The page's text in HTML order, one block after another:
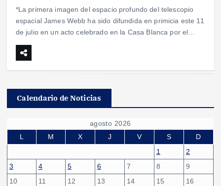
*La primera imagen del espacio profundo del telescopio
espacial James Webb ha sido difundida en primicia este 11
de julio en un acto celebrado en la Casa Blanca por el…
Calendario de Noticias
agosto 2026
L
M X J V S
D
1
2
3
4 5 6 7 8
9
10
11 12 13 14 15
16